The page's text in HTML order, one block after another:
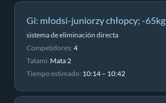
Gi: młodsi-juniorzy chłopcy; -65kg
sistema de eliminación directa
Competidores: 4
Tatami: Mata 2
Tiempo estimado: 10:14 – 10:42